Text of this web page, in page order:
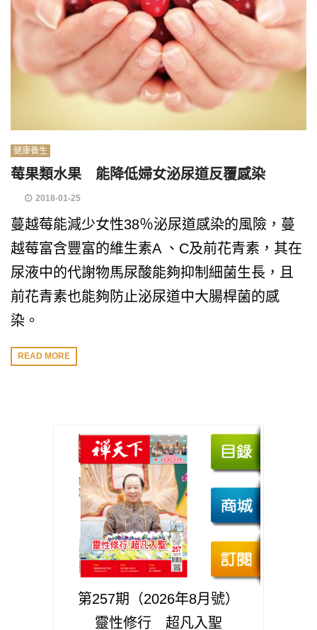
健康養生
莓果類水果 能降低婦女泌尿道反覆感染
2018-01-25
蔓越莓能減少女性38％泌尿道感染的風險，蔓
越莓富含豐富的維生素A 、C及前花青素，其在
尿液中的代謝物馬尿酸能夠抑制細菌生長，且
前花青素也能夠防止泌尿道中大腸桿菌的感
染。
READ MORE
第257期（2026年8月號）
靈性修行 超凡入聖